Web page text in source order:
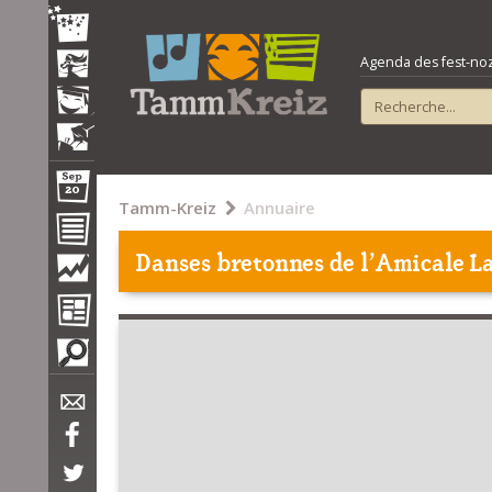
Agenda des fest-
Tamm-Kreiz Annuaire
Danses bretonnes de l'Amicale